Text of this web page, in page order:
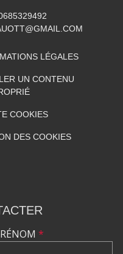
LÉGALES
UN CONTENU
COOKIES
DES COOKIES
*